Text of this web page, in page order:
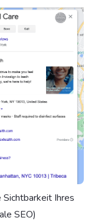
Ihres
SEO)